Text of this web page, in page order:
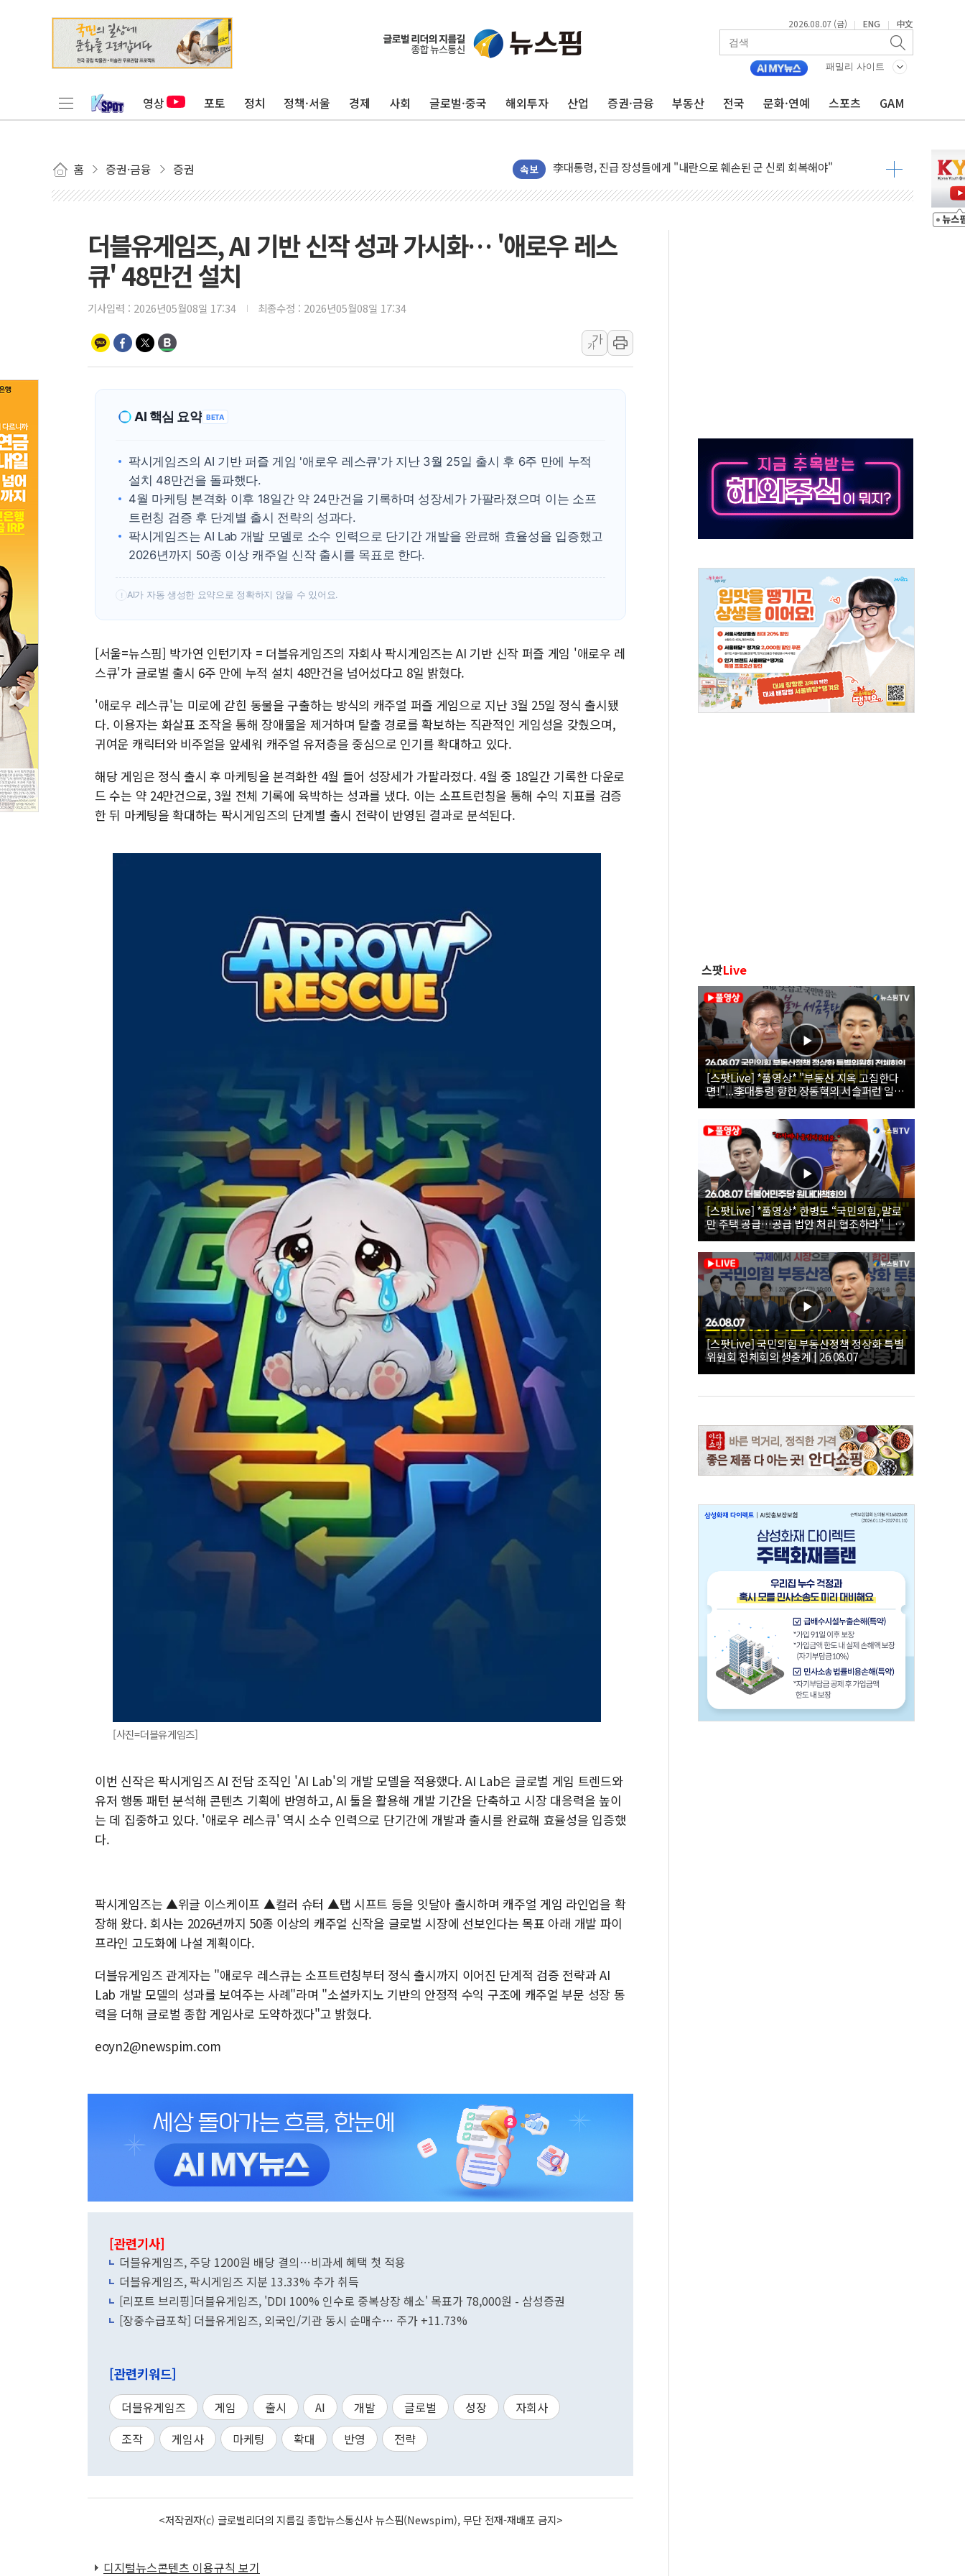
2026.08.07 (금) | ENG | 中文
패밀리 사이트
영상 포토 정치 정책·서울 경제 사회 글로벌·중국 해외투자 산업 증권·금융 부동산 전국 문화·연예 스포츠 GAM
홈 증권·금융 증권 속보
박홍근 "국가재정시스템 안정성 한순간도 흔들려선 안돼"
우리자산운용, MMF 순자산 30조 돌파…증시 급락에 업계 1위
TBH글로벌, 상반기 매출 1006억원…전년비 13.9% 증가
건설 불황 속 내실 다진 한샘…B2B 확장으로 성장동력 확보
"내년 메모리 물량 동났다"…선수금 내걸고 확보 전쟁
美 정보 당국 "푸틴, 몇 년 내 NATO 결속력 시험하려 한정적 침공 가능성"
인도, 바이오가스 생산에 3.5조원 투입키로...'에너지 자립' 일환
국민의힘 윤리위, '부산 돌려차기 발언' 논란 서범수·진종오 징계절차 개시
수박으로 여름 나는 하마
전남광주 구례 산불 32분 만에 주불 진화...인명피해 없어
캠코, 5918억원 규모 압류재산 1506건 공매
더블유게임즈, AI 기반 신작 성과 가시화… '애로우 레스
큐' 48만건 설치
기사입력 : 2026년05월08일 17:34 최종수정 : 2026년05월08일 17:34
가
가
AI 핵심 요약 BETA
팍시게임즈의 AI 기반 퍼즐 게임 '애로우 레스큐'가 지난 3월 25일 출시 후 6주 만에 누적
설치 48만건을 돌파했다.
4월 마케팅 본격화 이후 18일간 약 24만건을 기록하며 성장세가 가팔라졌으며 이는 소프
트런칭 검증 후 단계별 출시 전략의 성과다.
팍시게임즈는 AI Lab 개발 모델로 소수 인력으로 단기간 개발을 완료해 효율성을 입증했고
2026년까지 50종 이상 캐주얼 신작 출시를 목표로 한다.
! AI가 자동 생성한 요약으로 정확하지 않을 수 있어요.
[서울=뉴스핌] 박가연 인턴기자 = 더블유게임즈의 자회사 팍시게임즈는 AI 기반 신작 퍼즐 게임 '애로우 레
스큐'가 글로벌 출시 6주 만에 누적 설치 48만건을 넘어섰다고 8일 밝혔다.
'애로우 레스큐'는 미로에 갇힌 동물을 구출하는 방식의 캐주얼 퍼즐 게임으로 지난 3월 25일 정식 출시됐
다. 이용자는 화살표 조작을 통해 장애물을 제거하며 탈출 경로를 확보하는 직관적인 게임성을 갖췄으며,
귀여운 캐릭터와 비주얼을 앞세워 캐주얼 유저층을 중심으로 인기를 확대하고 있다.
해당 게임은 정식 출시 후 마케팅을 본격화한 4월 들어 성장세가 가팔라졌다. 4월 중 18일간 기록한 다운로
드 수는 약 24만건으로, 3월 전체 기록에 육박하는 성과를 냈다. 이는 소프트런칭을 통해 수익 지표를 검증
한 뒤 마케팅을 확대하는 팍시게임즈의 단계별 출시 전략이 반영된 결과로 분석된다.
[사진=더블유게임즈]
이번 신작은 팍시게임즈 AI 전담 조직인 'AI Lab'의 개발 모델을 적용했다. AI Lab은 글로벌 게임 트렌드와
유저 행동 패턴 분석해 콘텐츠 기획에 반영하고, AI 툴을 활용해 개발 기간을 단축하고 시장 대응력을 높이
는 데 집중하고 있다. '애로우 레스큐' 역시 소수 인력으로 단기간에 개발과 출시를 완료해 효율성을 입증했
다.
팍시게임즈는 ▲위글 이스케이프 ▲컬러 슈터 ▲탭 시프트 등을 잇달아 출시하며 캐주얼 게임 라인업을 확
장해 왔다. 회사는 2026년까지 50종 이상의 캐주얼 신작을 글로벌 시장에 선보인다는 목표 아래 개발 파이
프라인 고도화에 나설 계획이다.
더블유게임즈 관계자는 "애로우 레스큐는 소프트런칭부터 정식 출시까지 이어진 단계적 검증 전략과 AI
Lab 개발 모델의 성과를 보여주는 사례"라며 "소셜카지노 기반의 안정적 수익 구조에 캐주얼 부문 성장 동
력을 더해 글로벌 종합 게임사로 도약하겠다"고 밝혔다.
eoyn2@newspim.com
[관련기사]
더블유게임즈, 주당 1200원 배당 결의…비과세 혜택 첫 적용
더블유게임즈, 팍시게임즈 지분 13.33% 추가 취득
[리포트 브리핑]더블유게임즈, 'DDI 100% 인수로 중복상장 해소' 목표가 78,000원 - 삼성증권
[장중수급포착] 더블유게임즈, 외국인/기관 동시 순매수… 주가 +11.73%
[관련키워드]
더블유게임즈 게임 출시 AI 개발 글로벌 성장
자회사
조작
게임사 마케팅 확대 반영 전략
<저작권자(c) 글로벌리더의 지름길 종합뉴스통신사 뉴스핌(Newspim), 무단 전재-재배포 금지>
디지털뉴스콘텐츠 이용규칙 보기
스팟Live
[스팟Live] *풀영상* "부동산 지옥 고집한다
면!"...李대통령 향한 장동혁의 서슬퍼런 일갈
| 26.08.07 국민의힘 부동산정책 정상화 특별
위원회 전체회의
[스팟Live] *풀영상* 한병도 “국민의힘, 말로
만 주택 공급…공급 법안 처리 협조하라”｜
26.08.07 더불어민주당 원내대책회의
[스팟Live] 국민의힘 부동산정책 정상화 특별
위원회 전체회의 생중계 | 26.08.07